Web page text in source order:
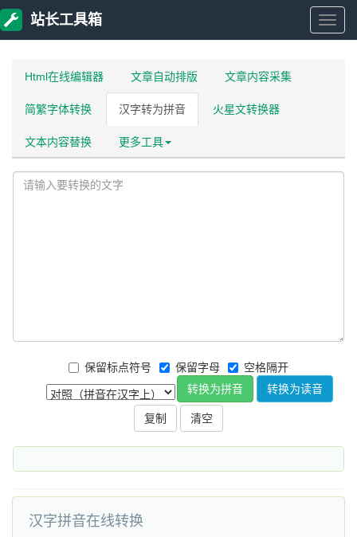
站
站长工具箱
Html在线编辑器 文章自动排版 文章内容采集
简繁字体转换 汉字转为拼音 火星文转换器
文本内容替换 更多工具
保留标点符号 保留字母
空格隔开
转换为拼音
转换为读音
复制
汉字拼音在线转换